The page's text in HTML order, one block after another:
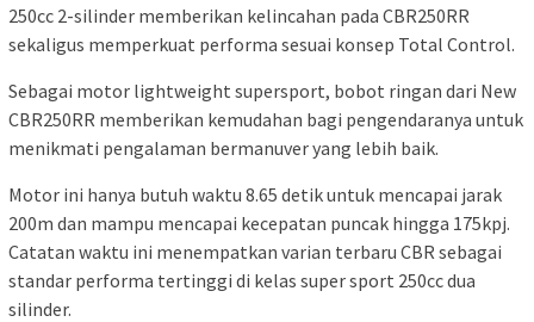
250cc 2-silinder memberikan kelincahan pada CBR250RR
sekaligus memperkuat performa sesuai konsep Total Control.
Sebagai motor lightweight supersport, bobot ringan dari New
CBR250RR memberikan kemudahan bagi pengendaranya untuk
menikmati pengalaman bermanuver yang lebih baik.
Motor ini hanya butuh waktu 8.65 detik untuk mencapai jarak
200m dan mampu mencapai kecepatan puncak hingga 175kpj.
Catatan waktu ini menempatkan varian terbaru CBR sebagai
standar performa tertinggi di kelas super sport 250cc dua
silinder.